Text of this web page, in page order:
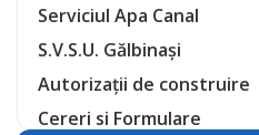
Serviciul Apa Canal
S.V.S.U. Gălbinași
Autorizații de construire
Cereri si Formulare